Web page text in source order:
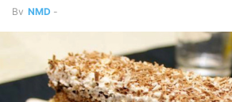
By NMD -